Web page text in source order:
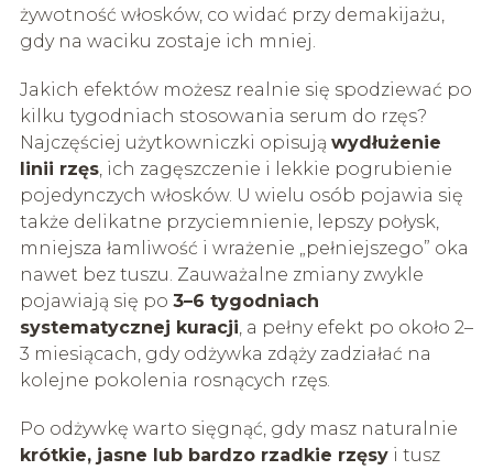
żywotność włosków, co widać przy demakijażu,
gdy na waciku zostaje ich mniej.
Jakich efektów możesz realnie się spodziewać po
kilku tygodniach stosowania serum do rzęs?
Najczęściej użytkowniczki opisują wydłużenie
linii rzęs, ich zagęszczenie i lekkie pogrubienie
pojedynczych włosków. U wielu osób pojawia się
także delikatne przyciemnienie, lepszy połysk,
mniejsza łamliwość i wrażenie „pełniejszego” oka
nawet bez tuszu. Zauważalne zmiany zwykle
pojawiają się po 3–6 tygodniach
systematycznej kuracji , a pełny efekt po około 2–
3 miesiącach, gdy odżywka zdąży zadziałać na
kolejne pokolenia rosnących rzęs.
Po odżywkę warto sięgnąć, gdy masz naturalnie
krótkie, jasne lub bardzo rzadkie rzęsyi tusz